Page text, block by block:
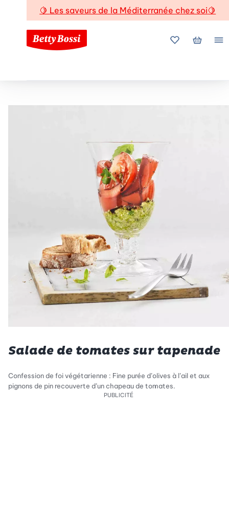
🍋 Les saveurs de la Méditerranée chez soi🍋
Mes favoris
Mon
Salade de tomates sur tapenade
Confession de foi végétarienne : Fine purée d’olives à l’ail et aux
pignons de pin recouverte d’un chapeau de tomates.
PUBLICITÉ